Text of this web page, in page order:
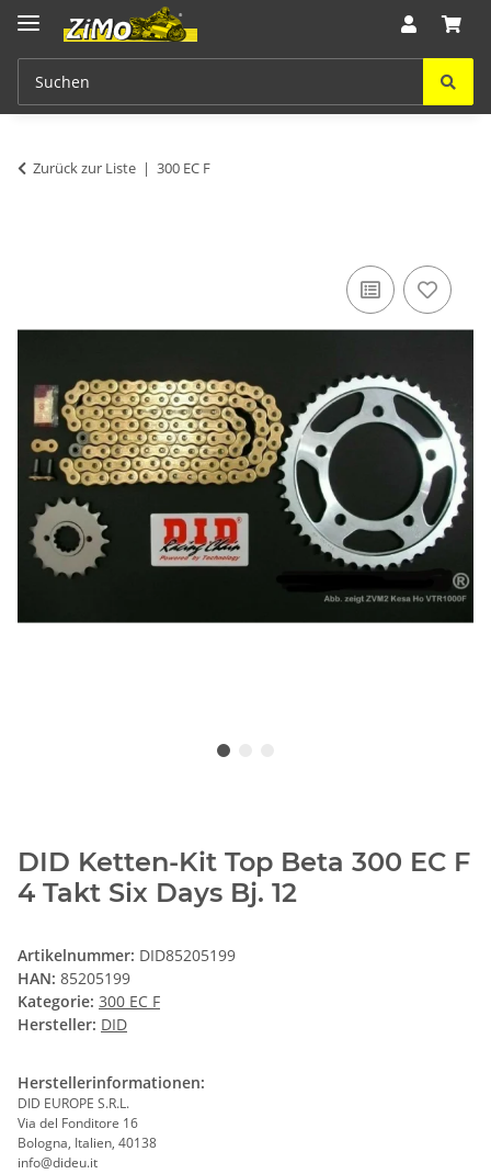
Zurück zur Liste 300 EC F
DID Ketten-Kit Top Beta 300 EC F
4 Takt Six Days Bj. 12
Artikelnummer: DID85205199
HAN: 85205199
Kategorie: 300 EC F
Hersteller: DID
Herstellerinformationen:
DID EUROPE S.R.L.
Via del Fonditore 16
Bologna, Italien, 40138
info@dideu.it